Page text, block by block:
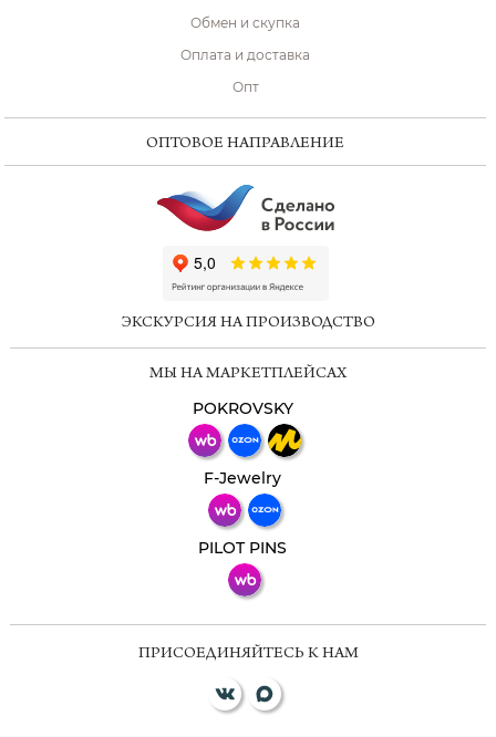
Обмен и скупка
Оплата и доставка
Опт
ОПТОВОЕ НАПРАВЛЕНИЕ
ЭКСКУРСИЯ НА ПРОИЗВОДСТВО
МЫ НА МАРКЕТПЛЕЙСАХ
POKROVSKY
F-Jewelry
PILOT PINS
ПРИСОЕДИНЯЙТЕСЬ К НАМ